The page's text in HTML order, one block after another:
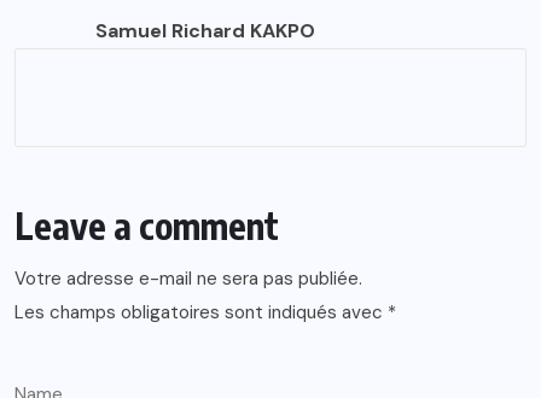
Samuel Richard KAKPO
Leave a comment
Votre adresse e-mail ne sera pas publiée.
Les champs obligatoires sont indiqués avec *